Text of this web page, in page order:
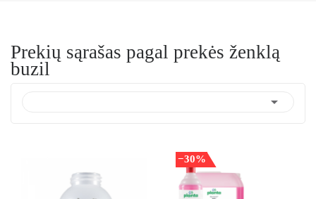
Prekių sąrašas pagal prekės ženklą
buzil

−30%